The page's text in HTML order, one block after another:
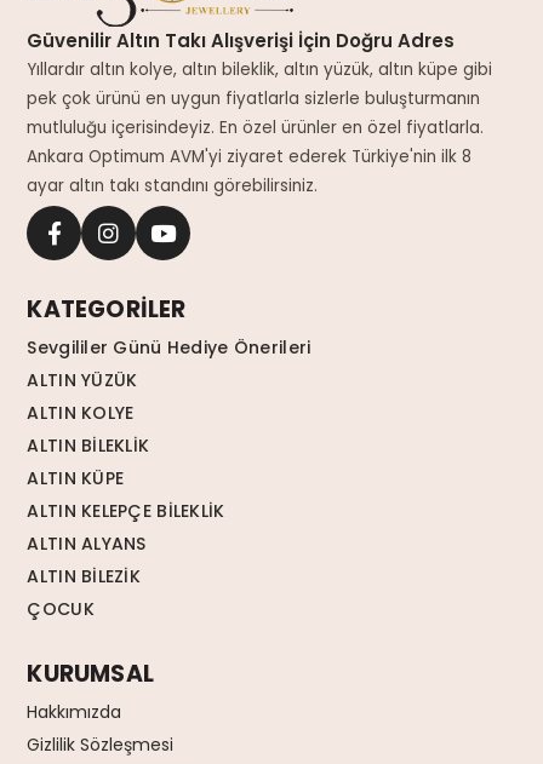
Güvenilir Altın Takı Alışverişi İçin Doğru Adres
Yıllardır altın kolye, altın bileklik, altın yüzük, altın küpe gibi
pek çok ürünü en uygun fiyatlarla sizlerle buluşturmanın
mutluluğu içerisindeyiz. En özel ürünler en özel fiyatlarla.
Ankara Optimum AVM'yi ziyaret ederek Türkiye'nin ilk 8
ayar altın takı standını görebilirsiniz.
KATEGORİLER
Sevgililer Günü Hediye Önerileri
ALTIN YÜZÜK
ALTIN KOLYE
ALTIN BİLEKLİK
ALTIN KÜPE
ALTIN KELEPÇE BİLEKLİK
ALTIN ALYANS
ALTIN BİLEZİK
ÇOCUK
KURUMSAL
Hakkımızda
Gizlilik Sözleşmesi